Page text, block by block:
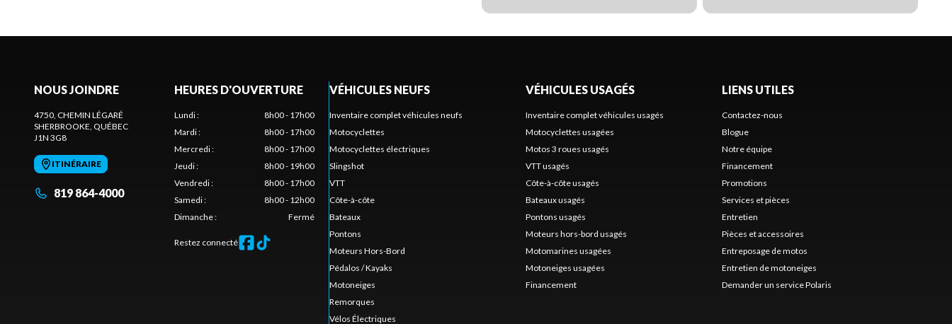
NOUS JOINDRE
4750, CHEMIN LÉGARÉ
SHERBROOKE , QUÉBEC
J1N 3G8
ITINÉRAIRE
819 864-4000
HEURES D'OUVERTURE
Lundi:
8h00 - 17h00
Mardi:
8h00 - 17h00
Mercredi:
8h00 - 17h00
Jeudi:
8h00 - 19h00
Vendredi:
8h00 - 17h00
Samedi:
8h00 - 12h00
Dimanche: Fermé
Restez connecté
VÉHICULES NEUFS
Inventaire complet véhicules neufs
Motocyclettes
Motocyclettes électriques
Slingshot
VTT
Côte-à-côte
Bateaux
Pontons
Moteurs Hors-Bord
Pédalos / Kayaks
Motoneiges
Remorques
Vélos Électriques
VÉHICULES USAGÉS
Inventaire complet véhicules usagés
Motocyclettes usagées
Motos 3 roues usagés
VTT usagés
Côte-à-côte usagés
Bateaux usagés
Pontons usagés
Moteurs hors-bord usagés
Motomarines usagées
Motoneiges usagées
Financement
LIENS UTILES
Contactez-nous
Blogue
Notre équipe
Financement
Promotions
Services et pièces
Entretien
Pièces et accessoires
Entreposage de motos
Entretien de motoneiges
Demander un service Polaris